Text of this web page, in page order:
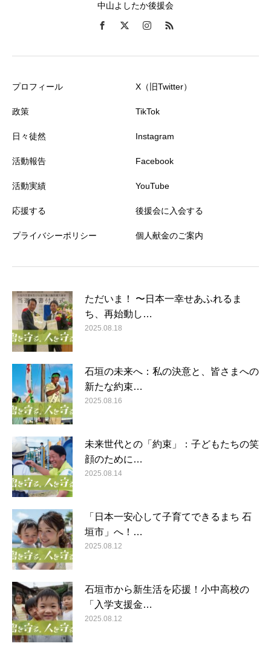
中山よしたか後援会
プロフィール
政策
日々徒然
活動報告
活動実績
応援する
プライバシーポリシー
X（旧Twitter）
TikTok
Instagram
Facebook
YouTube
後援会に入会する
個人献金のご案内
ただいま！ 〜日本一幸せあふれるま
ち、再始動し…
2025.08.18
石垣の未来へ：私の決意と、皆さまへの
新たな約束…
2025.08.16
未来世代との「約束」：子どもたちの笑
顔のために…
2025.08.14
「日本一安心して子育てできるまち 石
垣市」へ！…
2025.08.12
石垣市から新生活を応援！小中高校の
「入学支援金…
2025.08.12